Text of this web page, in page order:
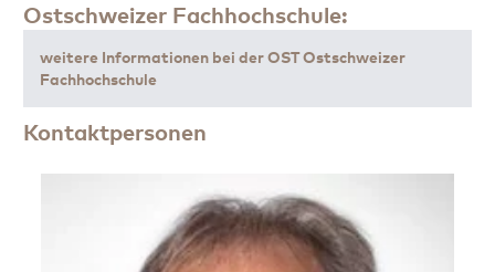
Ostschweizer Fachhochschule:
weitere Informationen bei der OST Ostschweizer
Fachhochschule
Kontaktpersonen